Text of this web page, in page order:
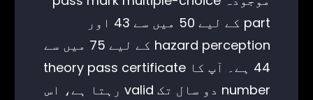
part کے لیے 50 میں سے 43 اور
hazard perception کے لیے 75 میں سے
44 ہے۔ آپ کا theory pass certificate
number دو سال تک valid رہتا ہے، اس